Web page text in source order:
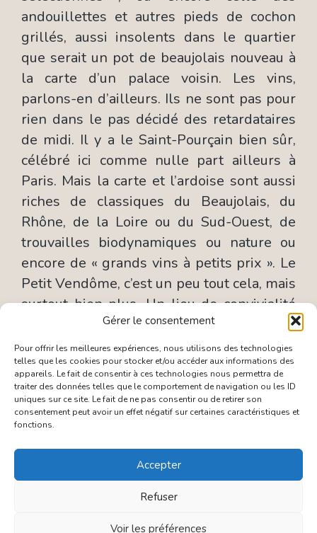
Gérer le consentement
Pour offrir les meilleures expériences, nous utilisons des technologies
telles que les cookies pour stocker et/ou accéder aux informations des
appareils. Le fait de consentir à ces technologies nous permettra de
traiter des données telles que le comportement de navigation ou les ID
uniques sur ce site. Le fait de ne pas consentir ou de retirer son
consentement peut avoir un effet négatif sur certaines caractéristiques et
fonctions.
Accepter
Refuser
Voir les préférences
andouillettes et autres pieds de cochon
grillés, aussi insolents dans le quartier
que serait un pot de beaujolais nouveau à
la carte d’un palace voisin. Les vins,
parlons-en d’ailleurs. Ils ne sont pas pour
rien dans le pas décidé des retardataires
de midi. Il y a le Saint-Pourçain bien sûr,
célébré ici comme nulle part ailleurs à
Paris. Mais la carte et l’ardoise sont aussi
riches de classiques du Beaujolais, du
Rhône, de la Loire ou du Sud-Ouest, de
trouvailles biodynamiques ou nature ou
encore de « grands vins à petits prix ». Le
Petit Vendôme, c’est un peu tout cela, mais
surtout bien plus. Un lieu de convivialité
rare, où cohabitent joyeusement au
comptoir comme en salle les tenues bras
de chemise et les boutons de manchette,
les robes élégantes et les jeans serrés.
Que Gilles Caussade et Lionel Malière
soient mille fois remerciés d’avoir
préservé comme un trésor cet ilot de Paris
Bruno CARLHIAN, de l’Académie Rabelais